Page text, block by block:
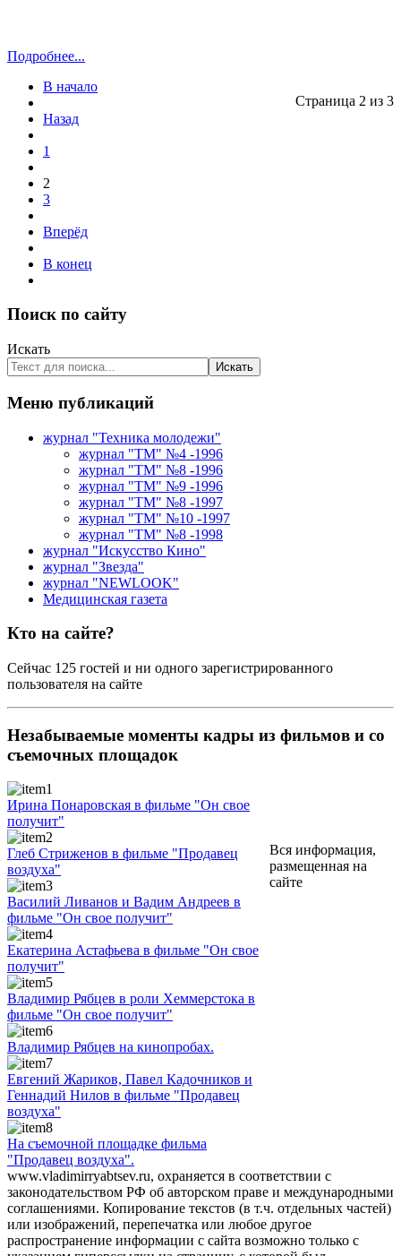
Подробнее...
Страница 2 из 3
В начало
Назад
1
2
3
Вперёд
В конец
Поиск по сайту
Искать
Искать
Меню публикаций
журнал "Техника молодежи"
журнал "ТМ" №4 -1996
журнал "ТМ" №8 -1996
журнал "ТМ" №9 -1996
журнал "ТМ" №8 -1997
журнал "ТМ" №10 -1997
журнал "ТМ" №8 -1998
журнал "Искусство Кино"
журнал "Звезда"
журнал "NEWLOOK"
Медицинская газета
Кто на сайте?
Сейчас 125 гостей и ни одного зарегистрированного
пользователя на сайте
Незабываемые моменты кадры из фильмов и со
съемочных площадок
Ирина Понаровская в фильме "Он свое
получит"
Глеб Стриженов в фильме "Продавец
воздуха"
Василий Ливанов и Вадим Андреев в
фильме "Он свое получит"
Екатерина Астафьева в фильме "Он свое
получит"
Владимир Рябцев в роли Хеммерстока в
фильме "Он свое получит"
Владимир Рябцев на кинопробах.
Евгений Жариков, Павел Кадочников и
Геннадий Нилов в фильме "Продавец
воздуха"
На съемочной площадке фильма
"Продавец воздуха".
Вся информация,
размещенная на
сайте
www.vladimirryabtsev.ru, охраняется в соответствии с
законодательством РФ об авторском праве и международными
соглашениями. Копирование текстов (в т.ч. отдельных частей)
или изображений, перепечатка или любое другое
распространение информации с сайта возможно только с